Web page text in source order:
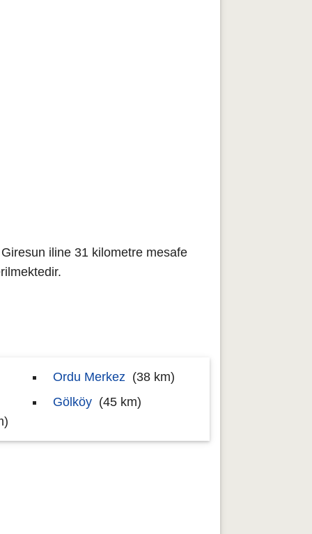
Giresun iline 31 kilometre mesafe
Ordu Merkez (38 km)
Gölköy (45 km)